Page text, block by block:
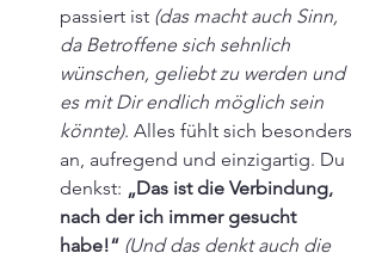
passiert ist (das macht auch Sinn,
da Betroffene sich sehnlich
wünschen, geliebt zu werden und
es mit Dir endlich möglich sein
könnte). Alles fühlt sich besonders
an, aufregend und einzigartig. Du
denkst: „Das ist die Verbindung,
nach der ich immer gesucht
habe!“ (Und das denkt auch die